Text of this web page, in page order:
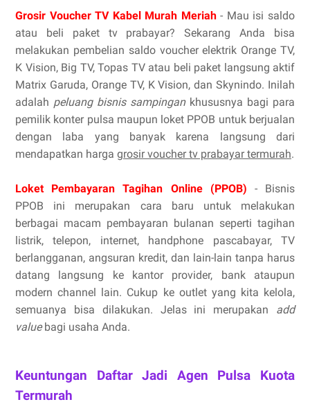
Grosir Voucher TV Kabel Murah Meriah- Mau isi saldo
atau beli paket tv prabayar? Sekarang Anda bisa
melakukan pembelian saldo voucher elektrik Orange TV,
K Vision, Big TV, Topas TV atau beli paket langsung aktif
Matrix Garuda, Orange TV, K Vision, dan Skynindo. Inilah
adalah peluang bisnis sampingankhususnya bagi para
pemilik konter pulsa maupun loket PPOB untuk berjualan
dengan laba yang banyak karena langsung dari
mendapatkan harga grosir voucher tv prabayar termurah.
Loket Pembayaran Tagihan Online (PPOB) - Bisnis
PPOB ini merupakan cara baru untuk melakukan
berbagai macam pembayaran bulanan seperti tagihan
listrik, telepon, internet, handphone pascabayar, TV
berlangganan, angsuran kredit, dan lain-lain tanpa harus
datang langsung ke kantor provider, bank ataupun
modern channel lain. Cukup ke outlet yang kita kelola,
semuanya bisa dilakukan. Jelas ini merupakan add
valuebagi usaha Anda.
Keuntungan Daftar Jadi Agen Pulsa Kuota
Termurah